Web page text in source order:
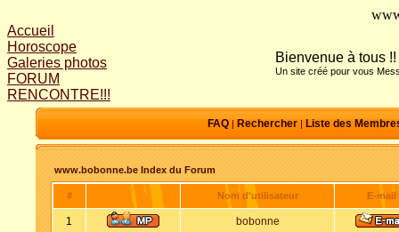
Accueil
Horoscope
Galeries photos
FORUM
RENCONTRE!!!
Bienvenue à tous !!
Un site créé pour vous
FAQ| Rechercher| Liste des
www.bobonne.be Index du Forum
# Nom d'utilisateur E-mail
1 bobonne